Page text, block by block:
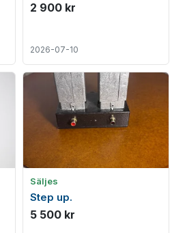
2 900 kr
2026-07-10
Säljes
Step up.
5 500 kr